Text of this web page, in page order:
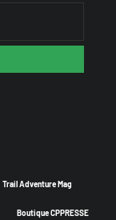
Trail Adventure Mag
Boutique CPPRESSE